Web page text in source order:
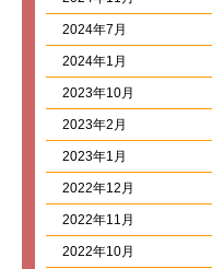
2024年7月
2024年1月
2023年10月
2023年2月
2023年1月
2022年12月
2022年11月
2022年10月